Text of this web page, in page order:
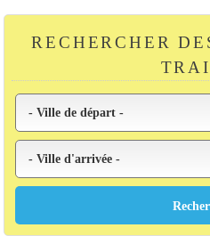
RECHERCHER